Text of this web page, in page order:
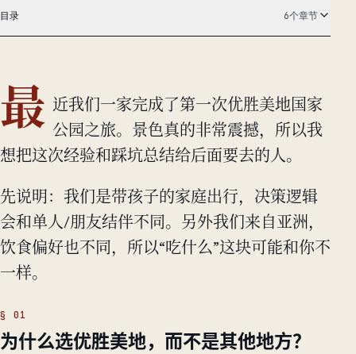
目录 6个章节
最 近我们一家完成了第一次优胜美地国家
公园之旅。景色真的非常震撼，所以我
想把这次经验和踩坑总结给后面要去的人。
先说明：我们是带孩子的家庭出行，决策逻辑
会和单人/朋友结伴不同。另外我们来自亚洲，
饮食偏好也不同，所以“吃什么”这块可能和你不
一样。
为什么选优胜美地，而不是其他地方？